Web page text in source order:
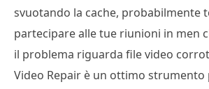
svuotando la cache, probabilmente
partecipare alle tue riunioni in men
il problema riguarda file video
Video Repair è un ottimo